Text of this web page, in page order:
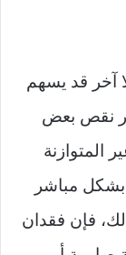
آخر قد يسهم
نقص بعض
المتوازنة
بشكل مباشر
فإن فقدان